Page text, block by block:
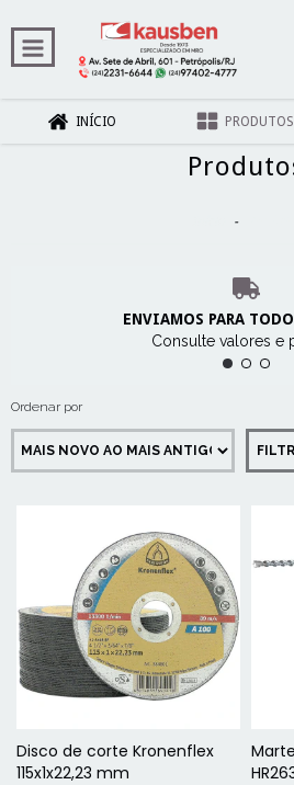
INÍCIO PRODUTOS
-
ENVIAMOS PARA
Consulte valores e
Ordenar por
Disco de corte Kronenflex
115x1x22,23 mm